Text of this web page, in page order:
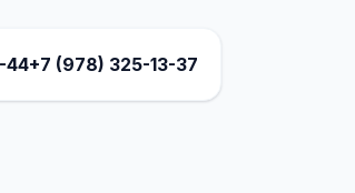
44+7 (978) 325-13-37